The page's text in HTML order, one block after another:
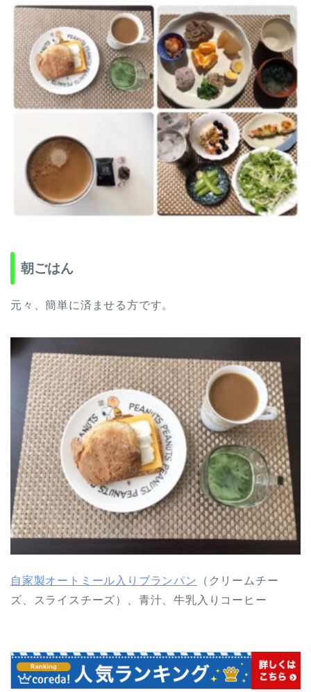
朝ごはん
元々、簡単に済ませる方です。
自家製オートミール入りブランパン
（クリームチー
ズ、スライスチーズ）、青汁、牛乳入りコーヒー